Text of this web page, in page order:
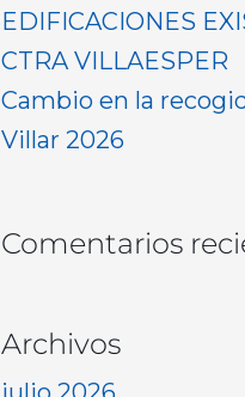
EDIFICACIONES
CTRA VILLAESPER
Cambio en la
Villar 2026
Comentarios
Archivos